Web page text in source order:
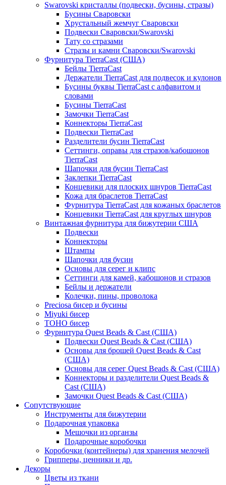
Swarovski кристаллы (подвески, бусины, стразы)
Бусины Сваровски
Хрустальный жемчуг Сваровски
Подвески Сваровски/Swarovski
Тату со стразами
Стразы и камни Сваровски/Swarovski
Фурнитура TierraCast (США)
Бейлы TierraCast
Держатели TierraCast для подвесок и кулонов
Бусины буквы TierraCast с алфавитом и
словами
Бусины TierraCast
Замочки TierraCast
Коннекторы TierraCast
Подвески TierraCast
Разделители бусин TierraCast
Сеттинги, оправы для стразов/кабошонов
TierraCast
Шапочки для бусин TierraCast
Заклепки TierraCast
Концевики для плоских шнуров TierraCast
Кожа для браслетов TierraCast
Фурнитура TierraCast для кожаных браслетов
Концевики TierraCast для круглых шнуров
Винтажная фурнитура для бижутерии США
Подвески
Коннекторы
Штампы
Шапочки для бусин
Основы для серег и клипс
Сеттинги для камей, кабошонов и стразов
Бейлы и держатели
Колечки, пины, проволока
Preciosa бисер и бусины
Miyuki бисер
TOHO бисер
Фурнитура Quest Beads & Cast (США)
Подвески Quest Beads & Cast (США)
Основы для брошей Quest Beads & Cast
(США)
Основы для серег Quest Beads & Cast (США)
Коннекторы и разделители Quest Beads &
Cast (США)
Замочки Quest Beads & Cast (США)
Сопутствующие
Инструменты для бижутерии
Подарочная упаковка
Мешочки из органзы
Подарочные коробочки
Коробочки (контейнеры) для хранения мелочей
Грипперы, ценники и др.
Декоры
Цветы из ткани